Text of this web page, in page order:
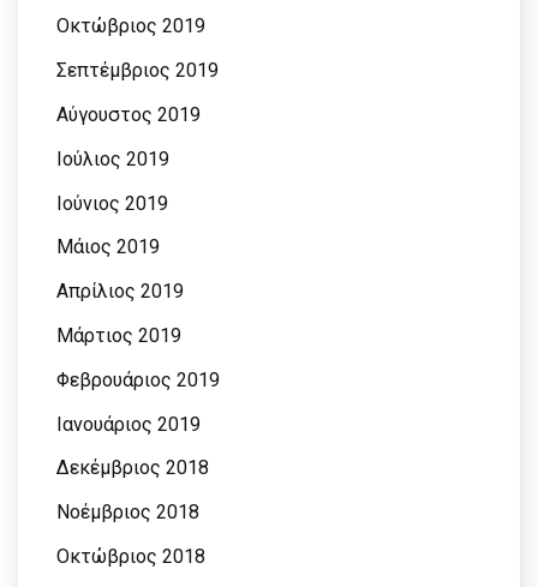
Οκτώβριος 2019
Σεπτέμβριος 2019
Αύγουστος 2019
Ιούλιος 2019
Ιούνιος 2019
Μάιος 2019
Απρίλιος 2019
Μάρτιος 2019
Φεβρουάριος 2019
Ιανουάριος 2019
Δεκέμβριος 2018
Νοέμβριος 2018
Οκτώβριος 2018